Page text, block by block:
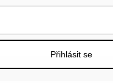
Přihlásit se